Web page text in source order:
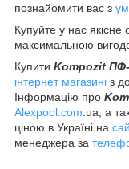
познайомити вас з
Купуйте у нас
максимальною
Купити Kompozit
інтернет магазині з
Інформацію про
Alexpool.com .ua, а
ціною в Україні на
менеджера за